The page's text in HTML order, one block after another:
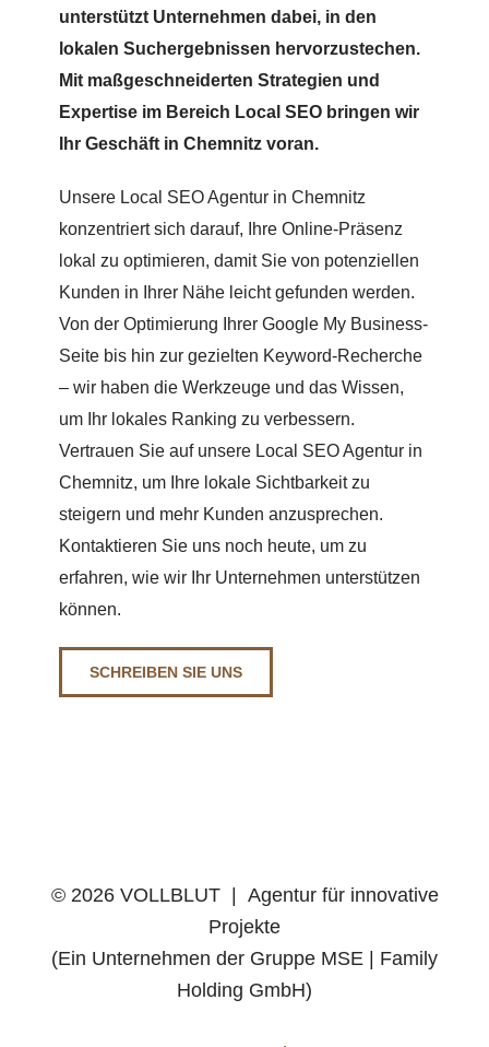
unterstützt Unternehmen dabei, in den
lokalen Suchergebnissen hervorzustechen.
Mit maßgeschneiderten Strategien und
Expertise im Bereich Local SEO bringen wir
Ihr Geschäft in Chemnitz voran.
Unsere Local SEO Agentur in Chemnitz
konzentriert sich darauf, Ihre Online-Präsenz
lokal zu optimieren, damit Sie von potenziellen
Kunden in Ihrer Nähe leicht gefunden werden.
Von der Optimierung Ihrer Google My Business-
Seite bis hin zur gezielten Keyword-Recherche
– wir haben die Werkzeuge und das Wissen,
um Ihr lokales Ranking zu verbessern.
Vertrauen Sie auf unsere Local SEO Agentur in
Chemnitz, um Ihre lokale Sichtbarkeit zu
steigern und mehr Kunden anzusprechen.
Kontaktieren Sie uns noch heute, um zu
erfahren, wie wir Ihr Unternehmen unterstützen
können.
SCHREIBEN SIE UNS
© 2026 VOLLBLUT | Agentur für innovative
Projekte
(Ein Unternehmen der Gruppe MSE | Family
Holding GmbH)